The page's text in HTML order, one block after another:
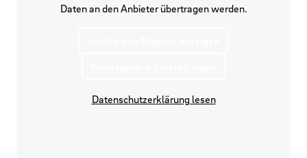
Daten an den Anbieter übertragen werden.
Datenschutzerklärung lesen